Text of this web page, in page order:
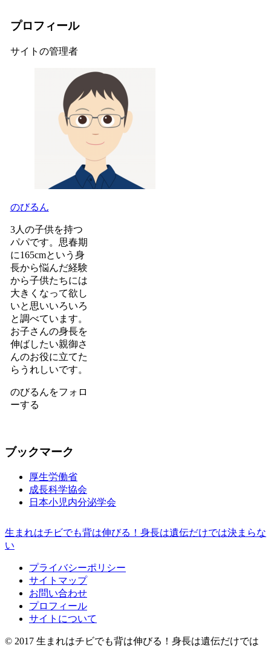
プロフィール
サイトの管理者
のびるん
3人の子供を持つ
パパです。思春期
に165cmという身
長から悩んだ経験
から子供たちには
大きくなって欲し
いと思いいろいろ
と調べています。
お子さんの身長を
伸ばしたい親御さ
んのお役に立てた
らうれしいです。
のびるんをフォロ
ーする
ブックマーク
厚生労働省
成長科学協会
日本小児内分泌学会
生まれはチビでも背は伸びる！身長は遺伝だけでは決まらな
い
プライバシーポリシー
サイトマップ
お問い合わせ
プロフィール
サイトについて
© 2017 生まれはチビでも背は伸びる！身長は遺伝だけでは